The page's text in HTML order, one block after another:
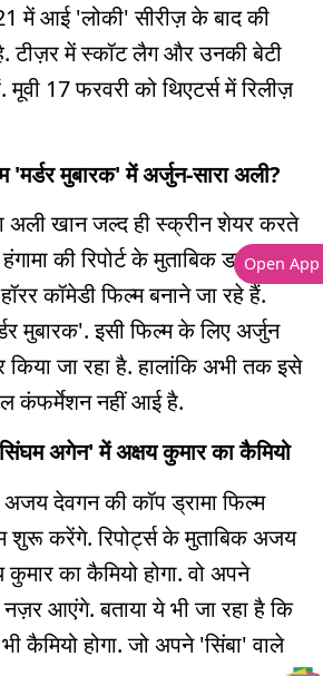
में आई 'लोकी' सीरीज़ के बाद की
टीज़र में स्कॉट लैग और उनकी बेटी
17 फरवरी को थिएटर्स में रिलीज़
'मर्डर मुबारक' में अर्जुन-सारा अली?
अली खान जल्द ही स्क्रीन शेयर करते
की रिपोर्ट के मुताबिक डायरेक्टर
कॉमेडी फिल्म बनाने जा रहे हैं.
मुबारक'. इसी फिल्म के लिए अर्जुन
जा रहा है. हालांकि अभी तक इसे
कंफर्मेशन नहीं आई है.
अगेन' में अक्षय कुमार का कैमियो
अजय देवगन की कॉप ड्रामा फिल्म
शुरू करेंगे. रिपोर्ट्स के मुताबिक अजय
का कैमियो होगा. वो अपने
नज़र आएंगे. बताया ये भी जा रहा है कि
कैमियो होगा. जो अपने 'सिंबा' वाले
Open App